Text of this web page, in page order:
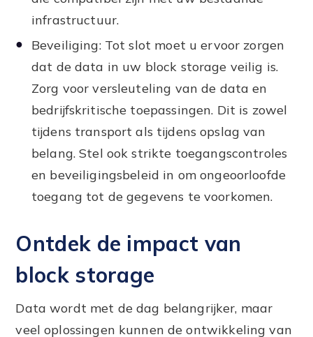
infrastructuur.
Beveiliging: Tot slot moet u ervoor zorgen
dat de data in uw block storage veilig is.
Zorg voor versleuteling van de data en
bedrijfskritische toepassingen. Dit is zowel
tijdens transport als tijdens opslag van
belang. Stel ook strikte toegangscontroles
en beveiligingsbeleid in om ongeoorloofde
toegang tot de gegevens te voorkomen.
Ontdek de impact van
block storage
Data wordt met de dag belangrijker, maar
veel oplossingen kunnen de ontwikkeling van